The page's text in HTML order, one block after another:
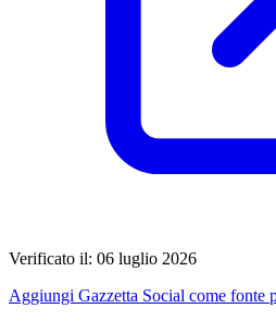
Verificato il: 06 luglio 2026
Aggiungi Gazzetta Social come fonte